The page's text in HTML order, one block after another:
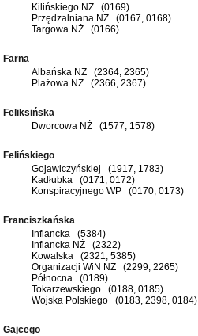
Kilińskiego NŻ (0169)
Przędzalniana NŻ (0167, 0168)
Targowa NŻ (0166)
Farna
Albańska NŻ (2364, 2365)
Plażowa NŻ (2366, 2367)
Feliksińska
Dworcowa NŻ (1577, 1578)
Felińskiego
Gojawiczyńskiej (1917, 1783)
Kadłubka (0171, 0172)
Konspiracyjnego WP (0170, 0173)
Franciszkańska
Inflancka (5384)
Inflancka NŻ (2322)
Kowalska (2321, 5385)
Organizacji WiN NŻ (2299, 2265)
Północna (0189)
Tokarzewskiego (0188, 0185)
Wojska Polskiego (0183, 2398, 0184)
Gajcego